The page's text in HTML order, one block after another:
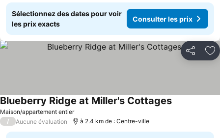
Sélectionnez des dates pour voir
les prix exacts
Consulter les prix
Partager
Maison/appartement entier
Blueberry Ridge at Miller's Cottages
/ Aucune évaluation à 2.4 km de : Centre-ville